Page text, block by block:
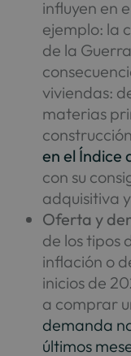
influyen en
ejemplo: la
de la
viviendas:
materias
en el Índice
con su
adquisitiva
Oferta y
de los tipos
inflación o
inicios de
a comprar
demanda
últimos